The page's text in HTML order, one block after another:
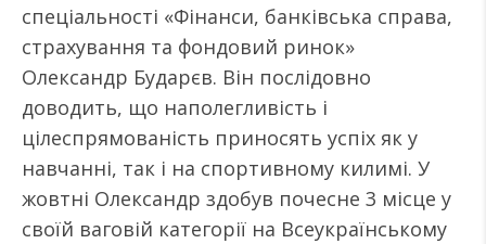
спеціальності «Фінанси, банківська справа,
страхування та фондовий ринок»
Олександр Бударєв. Він послідовно
доводить, що наполегливість і
цілеспрямованість приносять успіх як у
навчанні, так і на спортивному килимі. У
жовтні Олександр здобув почесне 3 місце у
своїй ваговій категорії на Всеукраїнському